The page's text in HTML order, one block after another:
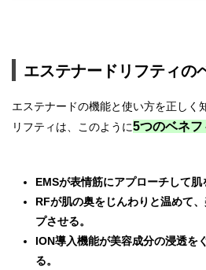
エステナードリフティの
エステナードの機能と使い方を正しく
リフティは、このように5つのベネフ
EMSが表情筋にアプローチして肌
RFが肌の奥をじんわりと温めて
プさせる。
ION導入機能が美容成分の浸透を
る。